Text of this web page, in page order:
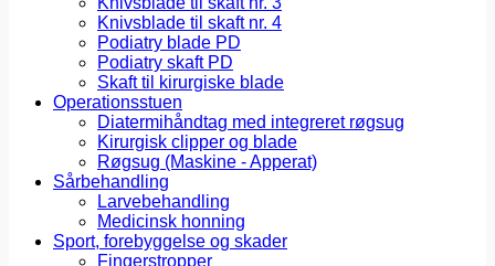
Knivsblade til skaft nr. 4
Podiatry blade PD
Podiatry skaft PD
Skaft til kirurgiske blade
Operationsstuen
Diatermihåndtag med integreret røgsug
Kirurgisk clipper og blade
Røgsug (Maskine - Apperat)
Sårbehandling
Larvebehandling
Medicinsk honning
Sport, forebyggelse og skader
Fingerstropper